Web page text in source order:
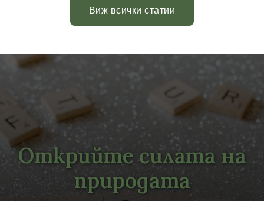
Виж всички статии
Открийте силата на
природата